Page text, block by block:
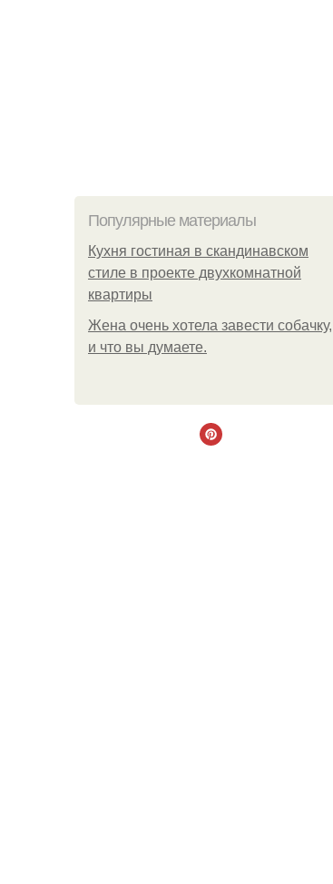
Популярные материалы
Кухня гостиная в скандинавском
стиле в проекте двухкомнатной
квартиры
Жена очень хотела завести собачку,
и что вы думаете.